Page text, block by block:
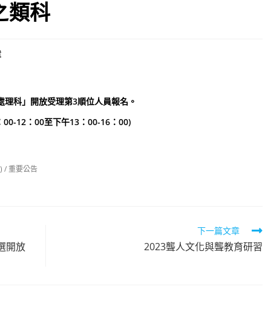
類科
科」開放受理第3順位人員報名。
12：00至下午13：00-16：00)
/重要公告
開放
下一篇文章
2023聾人文化與聾教育研習